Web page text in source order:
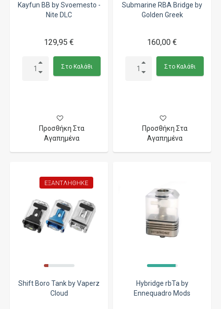
Kayfun BB by Svoemesto -
Nite DLC
129,95 €
Στο Καλάθι
Προσθήκη Στα
Αγαπημένα
Submarine RBA Bridge by
Golden Greek
160,00 €
Στο Καλάθι
Προσθήκη Στα
Αγαπημένα
ΕΞΑΝΤΛΉΘΗΚΕ
Shift Boro Tank by Vaperz
Cloud
Hybridge rbTa by
Ennequadro Mods